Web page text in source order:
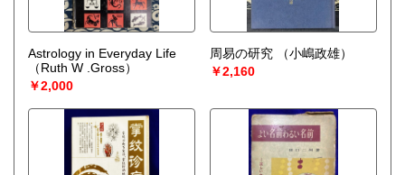
Astrology in Everyday Life
（Ruth W .Gross）
￥2,000
周易の研究
（小嶋政雄）
￥2,160